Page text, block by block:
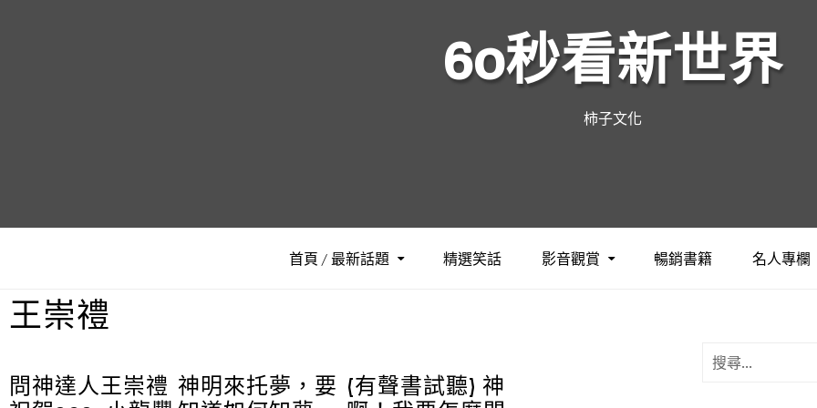
60秒看新世界
柿子文化
首頁 / 最新話題 精選笑話 影音觀賞 暢銷書籍 名人專欄
王崇禮
問神達人王崇禮 神明來托夢，要 (有聲書試聽) 神